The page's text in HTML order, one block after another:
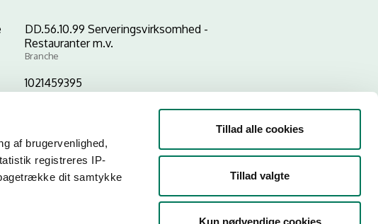
af brugervenlighed,
registreres IP-
dit samtykke
Tillad alle cookies
Tillad valgte
Kun nødvendige cookies
DD.56.10.99 Serveringsvirksomhed -
Restauranter m.v.
Branche
1021459395
P-nr